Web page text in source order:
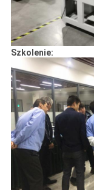
Szkolenie: